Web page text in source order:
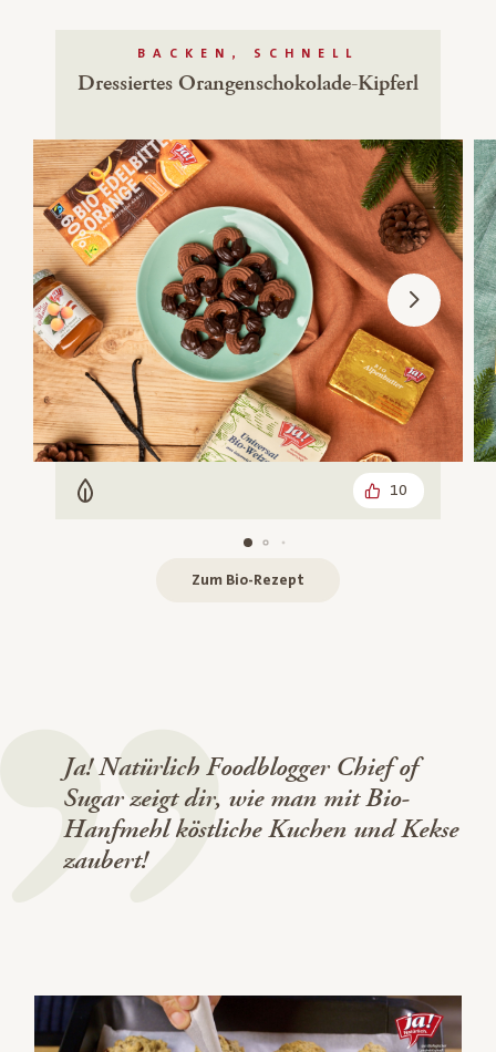
BACKEN, SCHNELL
Dressiertes Orangenschokolade-Kipferl
Vegetarisch 10
Zum Bio-Rezept
Ja! Natürlich Foodblogger Chief of
Sugar zeigt dir, wie man mit Bio-
Hanfmehl köstliche Kuchen und Kekse
zaubert!